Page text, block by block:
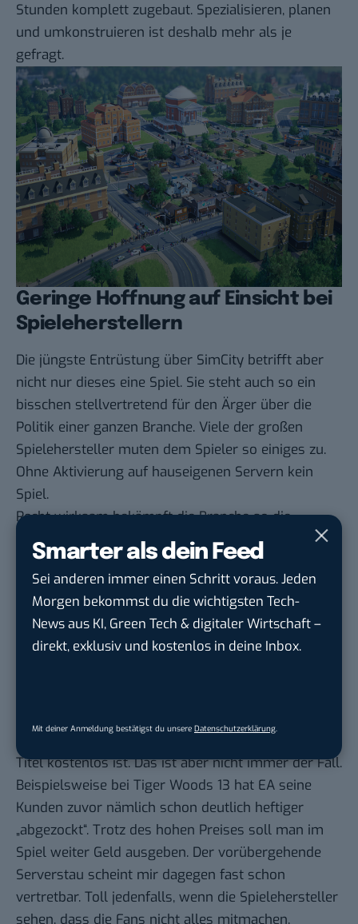
Smarter als dein Feed
Sei anderen immer einen Schritt voraus. Jeden
Morgen bekommst du die wichtigsten Tech-
News aus KI, Green Tech & digitaler Wirtschaft –
direkt, exklusiv und kostenlos in deine Inbox.
Mit deiner Anmeldung bestätigst du unsere Datenschutzerklärung.
Stunden komplett zugebaut. Spezialisieren, planen
und umkonstruieren ist deshalb mehr als je
gefragt.
Geringe Hoffnung auf Einsicht bei
Spieleherstellern
Die jüngste Entrüstung über SimCity betrifft aber
nicht nur dieses eine Spiel. Sie steht auch so ein
bisschen stellvertretend für den Ärger über die
Politik einer ganzen Branche. Viele der großen
Spielehersteller muten dem Spieler so einiges zu.
Ohne Aktivierung auf hauseigenen Servern kein
Spiel.
Recht wirksam bekämpft die Branche so die
Piraterie. Dem Spieler kommt es jedoch selten
entgegen. Schon alleine weil ein Weiterverkauf des
Spiels damit nicht mehr wirklich möglich ist – die
Lizenz ist schließlich bereits mit dem eigenen Konto
untrennbar verknüpft. Auch rechtlich ist der ganze
Sachverhalt deutlich komplizierter als auf den
Titel kostenlos ist. Das ist aber nicht immer der Fall.
Beispielsweise bei Tiger Woods 13 hat EA seine
Kunden zuvor nämlich schon deutlich heftiger
„abgezockt“. Trotz des hohen Preises soll man im
Spiel weiter Geld ausgeben. Der vorübergehende
Serverstau scheint mir dagegen fast schon
vertretbar. Toll jedenfalls, wenn die Spielehersteller
sehen, dass die Fans nicht alles mitmachen.